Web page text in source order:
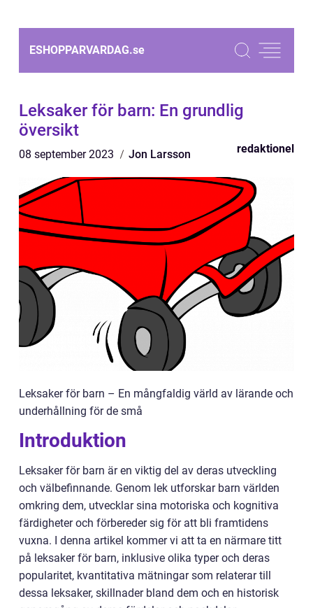
ESHOPPARVARDAG.se
Leksaker för barn: En grundlig
översikt
08 september 2023 Jon Larsson redaktionel
Leksaker för barn – En mångfaldig värld av lärande och
underhållning för de små
Introduktion
Leksaker för barn är en viktig del av deras utveckling
och välbefinnande. Genom lek utforskar barn världen
omkring dem, utvecklar sina motoriska och kognitiva
färdigheter och förbereder sig för att bli framtidens
vuxna. I denna artikel kommer vi att ta en närmare titt
på leksaker för barn, inklusive olika typer och deras
popularitet, kvantitativa mätningar som relaterar till
dessa leksaker, skillnader bland dem och en historisk